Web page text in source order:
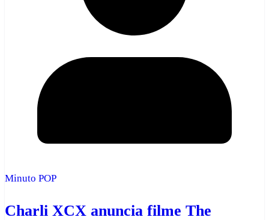
Minuto POP
Charli XCX anuncia filme The